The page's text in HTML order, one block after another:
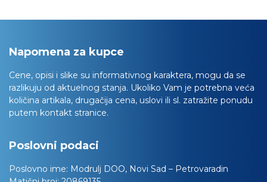
Napomena za kupce
Cene, opisi i slike su informativnog karaktera, mogu da se
razlikuju od aktuelnog stanja. Ukoliko Vam je potrebna veća
količina artikala, drugačija cena, uslovi ili sl. zatražite ponudu
putem kontakt stranice.
Poslovni podaci
Poslovno ime: Modrulj DOO, Novi Sad – Petrovaradin